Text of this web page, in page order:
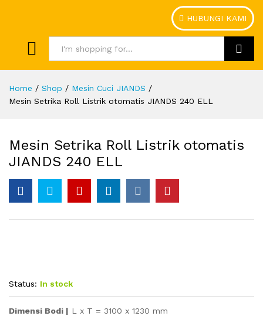
HUBUNGI KAMI
Home / Shop / Mesin Cuci JIANDS /
Mesin Setrika Roll Listrik otomatis JIANDS 240 ELL
Mesin Setrika Roll Listrik otomatis
JIANDS 240 ELL
Status: In stock
Dimensi Bodi | L x T = 3100 x 1230 mm